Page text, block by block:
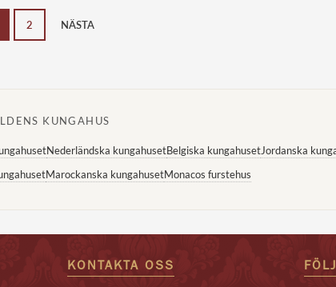
2 NÄSTA
KUNGAHUS
Nederländska kungahusetBelgiska kungahusetJordanska
Marockanska kungahusetMonacos furstehus
KONTAKTA OSS